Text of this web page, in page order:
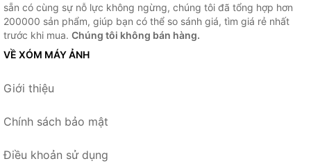
sẵn có cùng sự nỗ lực không ngừng, chúng tôi đã tổng hợp hơn
200000 sản phẩm, giúp bạn có thể so sánh giá, tìm giá rẻ nhất
trước khi mua. Chúng tôi không bán hàng.
VỀ XÓM MÁY ẢNH
Giới thiệu
Chính sách bảo mật
Điều khoản sử dụng